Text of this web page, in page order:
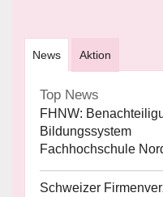
News Aktion
Top News
FHNW:
Bildungssystem
Fachhochschule
Schweizer